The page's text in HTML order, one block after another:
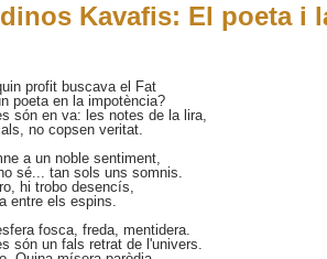
Kavafis: El poeta i
profit buscava el Fat
poeta en la impotència?
són en va: les notes de la lira,
no copsen veritat.
a un noble sentiment,
sé... tan sols uns somnis.
hi trobo desencís,
entre els espins.
fosca, freda, mentidera.
són un fals retrat de l'univers.